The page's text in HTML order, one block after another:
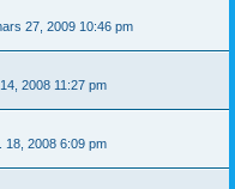
27, 2009 10:46 pm
2008 11:27 pm
18, 2008 6:09 pm